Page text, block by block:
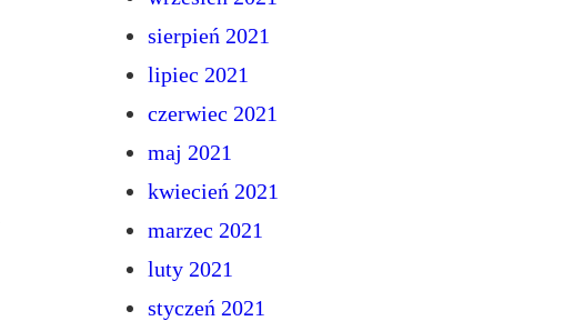
sierpień 2021
lipiec 2021
czerwiec 2021
maj 2021
kwiecień 2021
marzec 2021
luty 2021
styczeń 2021